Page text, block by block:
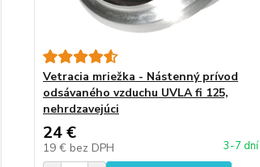
Vetracia mriežka - Nástenný prívod
odsávaného vzduchu UVLA fi 125,
nehrdzavejúci
24 €
19 € bez DPH 3-7 dní